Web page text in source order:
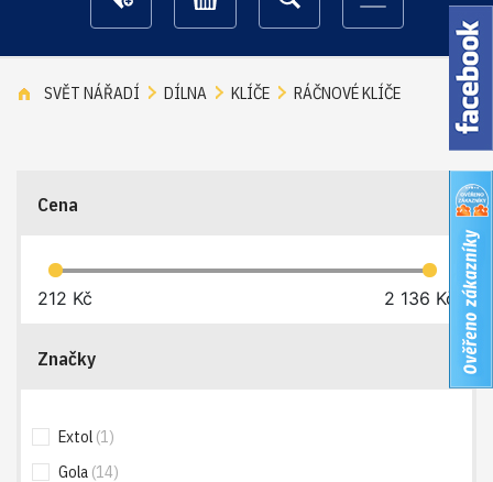
SVĚT NÁŘADÍ DÍLNA KLÍČE RÁČNOVÉ KLÍČE
Cena
212 Kč 2 136 Kč
Značky
Extol (1)
Gola (14)